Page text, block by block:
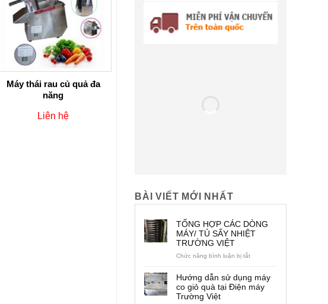
BÀI VIẾT MỚI NHẤT
TỔNG HỢP CÁC DÒNG
MÁY/ TỦ SẤY NHIỆT
TRƯỜNG VIỆT
Chức năng bình luận bị tắtở
CÁC
DÒNG
Hướng dẫn sử dụng máy
co giỏ quà tại Điện máy
Trường Việt
Máy thái rau củ quả đa
năng
Liên hệ